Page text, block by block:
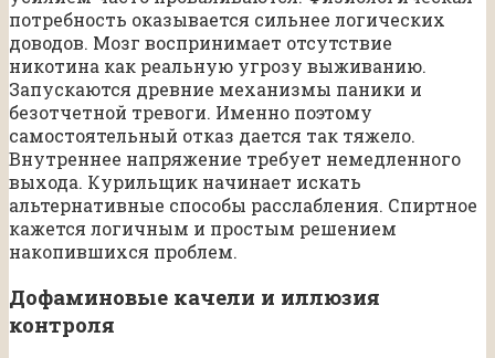
потребность оказывается сильнее логических
доводов. Мозг воспринимает отсутствие
никотина как реальную угрозу выживанию.
Запускаются древние механизмы паники и
безотчетной тревоги. Именно поэтому
самостоятельный отказ дается так тяжело.
Внутреннее напряжение требует немедленного
выхода. Курильщик начинает искать
альтернативные способы расслабления. Спиртное
кажется логичным и простым решением
накопившихся проблем.
Дофаминовые качели и иллюзия
контроля